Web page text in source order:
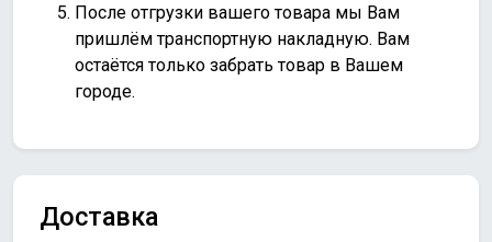
После отгрузки вашего товара мы Вам
пришлём транспортную накладную. Вам
остаётся только забрать товар в Вашем
городе.
Доставка